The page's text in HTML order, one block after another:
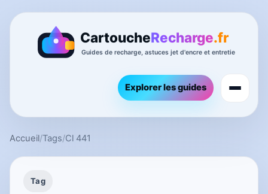
Explorer les guides
Accueil/Tags/Cl 441
Tag